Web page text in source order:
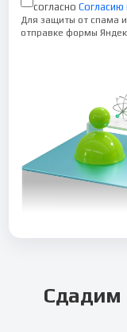
согласно Согласию
Для защиты от спама
отправке формы
Сдадим